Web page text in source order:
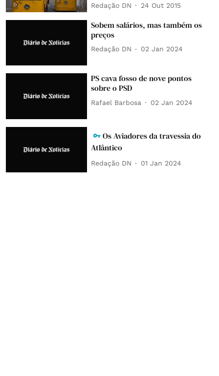
Redação DN 24 Out 2015
Sobem salários, mas também os
preços
Redação DN 02 Jan 2024
PS cava fosso de nove pontos
sobre o PSD
Rafael Barbosa 02 Jan 2024
Os Aviadores da travessia do
Atlântico
Redação DN 01 Jan 2024